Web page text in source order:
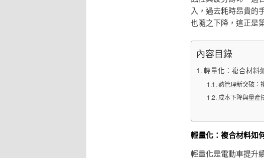
入，過去耗時昂貴的
也隨之下降，這正是
內容目錄
輕量化：複合材料
熱管理新突破：
成本下降與量產
輕量化：複合材料如
輕量化是電動車提升